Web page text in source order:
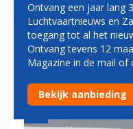
KLM EN EL
Ontvang een jaar lang
Luchtvaartnieuws en
toegang tot al het
Ontvang tevens 12
Magazine in de mail of
Bekijk aanbieding